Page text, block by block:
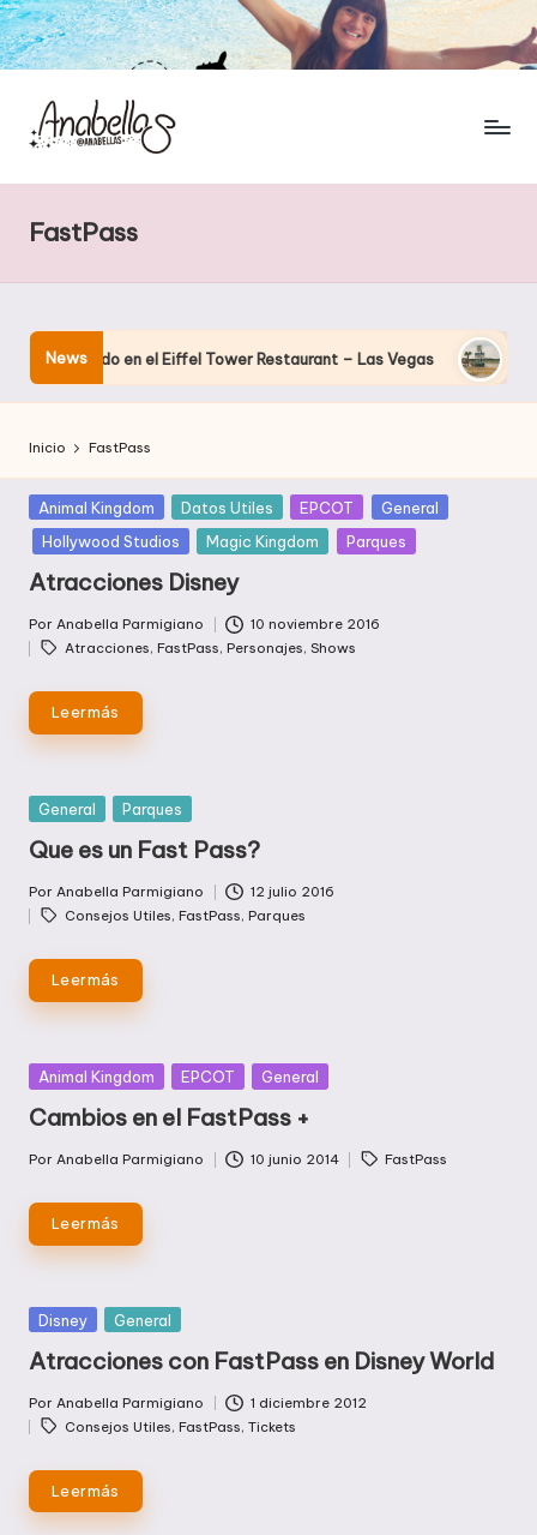
FastPass
News
en el Eiffel Tower Restaurant – Las Vegas El hotel
Inicio FastPass
Publicada
en
Animal Kingdom Datos Utiles EPCOT
General
Hollywood Studios
Magic Kingdom Parques
Atracciones Disney
por
Por Anabella Parmigiano 10 noviembre 2016
Atracciones, FastPass, Personajes, Shows
Leer más
Publicada
General Parques
Que es un Fast Pass?
por
Por Anabella Parmigiano 12 julio 2016
Consejos Utiles, FastPass, Parques
Leer más
Publicada
Animal Kingdom EPCOT General
Cambios en el FastPass +
Por Anabella Parmigiano 10 junio 2014
Etiquetas: FastPass
Leer más
Publicada
Disney General
Atracciones con FastPass en Disney World
Publicado
por
Por Anabella Parmigiano 1 diciembre 2012
Etiquetas:
Consejos Utiles, FastPass, Tickets
Leer más